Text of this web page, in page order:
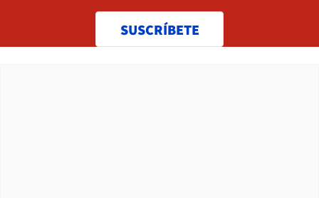
SUSCRÍBETE